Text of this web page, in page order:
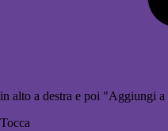
in alto a destra e poi "Aggiungi a
Tocca